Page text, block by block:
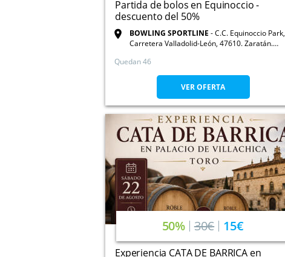
Partida de bolos en Equinoccio -
descuento del 50%
BOWLING SPORTLINE
C.C. Equinoccio Park,
Carretera Valladolid-León, 47610. Zaratán.
Quedan 46
VER OFERTA
50% 30€ 15€
Experiencia CATA DE BARRICA en